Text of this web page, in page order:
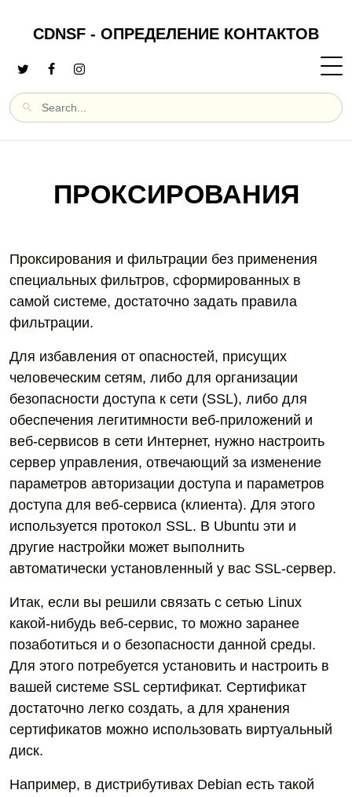
CDNSF - ОПРЕДЕЛЕНИЕ КОНТАКТОВ
ПРОКСИРОВАНИЯ
Проксирования и фильтрации без применения
специальных фильтров, сформированных в
самой системе, достаточно задать правила
фильтрации.
Для избавления от опасностей, присущих
человеческим сетям, либо для организации
безопасности доступа к сети (SSL), либо для
обеспечения легитимности веб-приложений и
веб-сервисов в сети Интернет, нужно настроить
сервер управления, отвечающий за изменение
параметров авторизации доступа и параметров
доступа для веб-сервиса (клиента). Для этого
используется протокол SSL. В Ubuntu эти и
другие настройки может выполнить
автоматически установленный у вас SSL-сервер.
Итак, если вы решили связать с сетью Linux
какой-нибудь веб-сервис, то можно заранее
позаботиться и о безопасности данной среды.
Для этого потребуется установить и настроить в
вашей системе SSL сертификат. Сертификат
достаточно легко создать, а для хранения
сертификатов можно использовать виртуальный
диск.
Например, в дистрибутивах Debian есть такой